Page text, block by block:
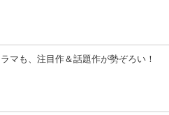
マも、注目作＆話題作が勢ぞろい！